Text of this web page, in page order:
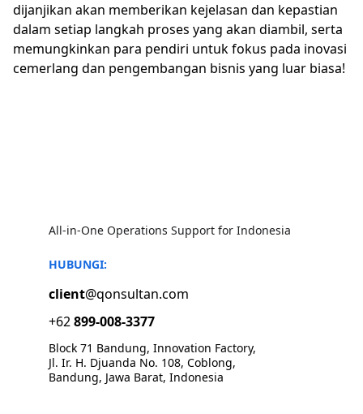
dijanjikan akan memberikan kejelasan dan kepastian
dalam setiap langkah proses yang akan diambil, serta
memungkinkan para pendiri untuk fokus pada inovasi
cemerlang dan pengembangan bisnis yang luar biasa!
All-in-One Operations Support for Indonesia
HUBUNGI:
client@qonsultan.com
+62 899-008-3377
Block 71 Bandung, Innovation Factory,
Jl. Ir. H. Djuanda No. 108, Coblong,
Bandung, Jawa Barat, Indonesia